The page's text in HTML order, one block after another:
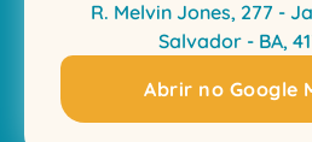
R. Melvin Jones, 277 -
Salvador - BA,
Abrir no Google